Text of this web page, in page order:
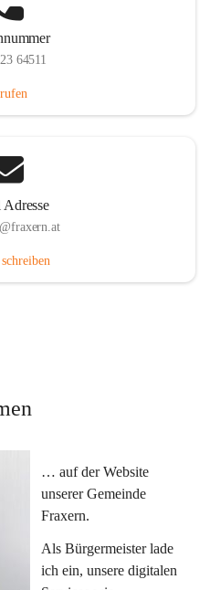
64511
… auf der Website
unserer Gemeinde
Fraxern.
Als Bürgermeister lade
ich ein, unsere digitalen